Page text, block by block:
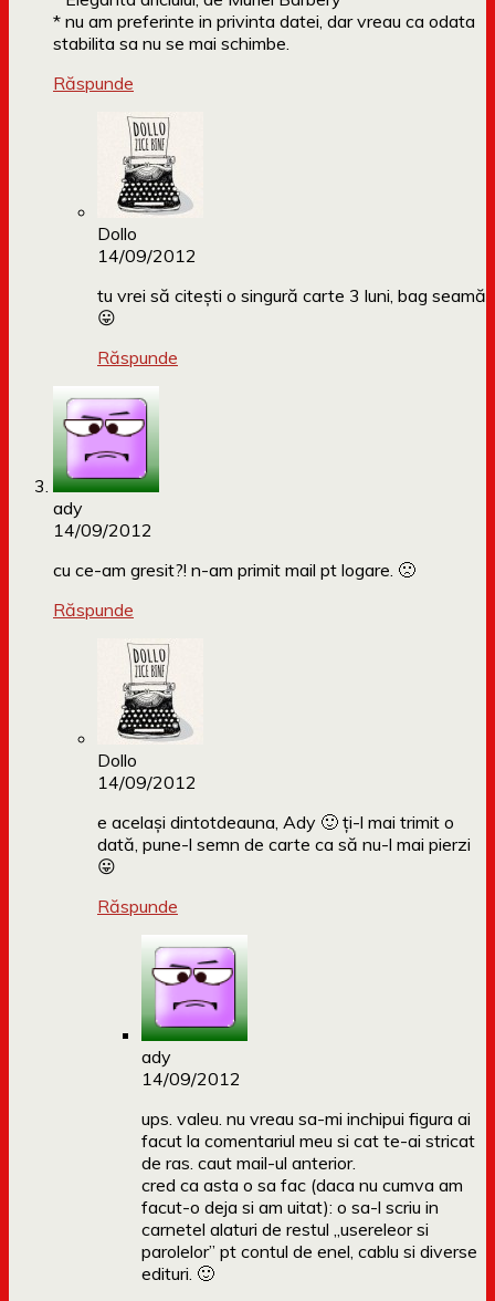
* nu am preferinte in privinta datei, dar vreau ca odata
stabilita sa nu se mai schimbe.
Răspunde
Dollo
14/09/2012
tu vrei să citești o singură carte 3 luni, bag seamă
😛
Răspunde
ady
14/09/2012
cu ce-am gresit?! n-am primit mail pt logare. 🙁
Răspunde
Dollo
14/09/2012
e același dintotdeauna, Ady 🙂 ți-l mai trimit o
dată, pune-l semn de carte ca să nu-l mai pierzi
😛
Răspunde
ady
14/09/2012
ups. valeu. nu vreau sa-mi inchipui figura ai
facut la comentariul meu si cat te-ai stricat
de ras. caut mail-ul anterior.
cred ca asta o sa fac (daca nu cumva am
facut-o deja si am uitat): o sa-l scriu in
carnetel alaturi de restul „usereleor si
parolelor” pt contul de enel, cablu si diverse
edituri. 🙂